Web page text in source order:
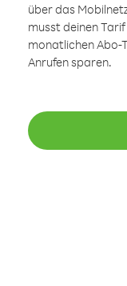
über das
musst deinen
monatlichen Abo-
Anrufen sparen.